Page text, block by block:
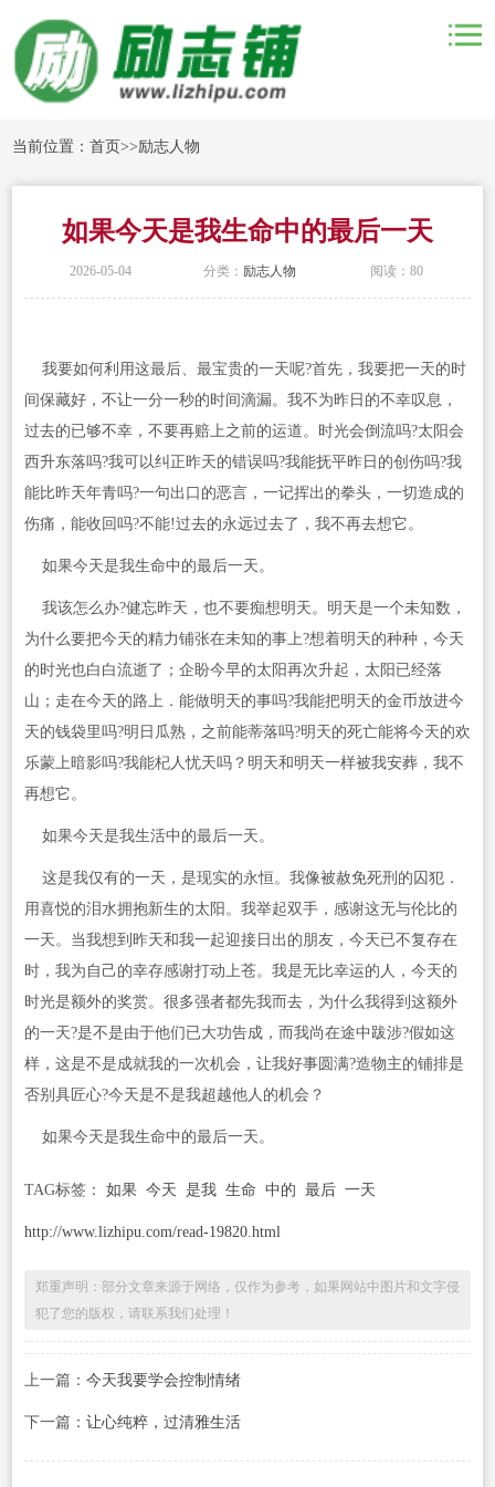
当前位置：首页>>励志人物
如果今天是我生命中的最后一天
2026-05-04 分类： 励志人物 阅读：80
我要如何利用这最后、最宝贵的一天呢?首先，我要把一天的时
间保藏好，不让一分一秒的时间滴漏。我不为昨日的不幸叹息，
过去的已够不幸，不要再赔上之前的运道。时光会倒流吗?太阳会
西升东落吗?我可以纠正昨天的错误吗?我能抚平昨日的创伤吗?我
能比昨天年青吗?一句出口的恶言，一记挥出的拳头，一切造成的
伤痛，能收回吗?不能!过去的永远过去了，我不再去想它。
如果今天是我生命中的最后一天。
我该怎么办?健忘昨天，也不要痴想明天。明天是一个未知数，
为什么要把今天的精力铺张在未知的事上?想着明天的种种，今天
的时光也白白流逝了；企盼今早的太阳再次升起，太阳已经落
山；走在今天的路上．能做明天的事吗?我能把明天的金币放进今
天的钱袋里吗?明日瓜熟，之前能蒂落吗?明天的死亡能将今天的欢
乐蒙上暗影吗?我能杞人忧天吗？明天和明天一样被我安葬，我不
再想它。
如果今天是我生活中的最后一天。
这是我仅有的一天，是现实的永恒。我像被赦免死刑的囚犯．
用喜悦的泪水拥抱新生的太阳。我举起双手，感谢这无与伦比的
一天。当我想到昨天和我一起迎接日出的朋友，今天已不复存在
时，我为自己的幸存感谢打动上苍。我是无比幸运的人，今天的
时光是额外的奖赏。很多强者都先我而去，为什么我得到这额外
的一天?是不是由于他们已大功告成，而我尚在途中跋涉?假如这
样，这是不是成就我的一次机会，让我好事圆满?造物主的铺排是
否别具匠心?今天是不是我超越他人的机会？
如果今天是我生命中的最后一天。
TAG标签： 如果 今天 是我 生命 中的 最后 一天
http://www.lizhipu.com/read-19820.html
郑重声明：部分文章来源于网络，仅作为参考，如果网站中图片和文字侵
犯了您的版权，请联系我们处理！
上一篇： 今天我要学会控制情绪
下一篇： 让心纯粹，过清雅生活